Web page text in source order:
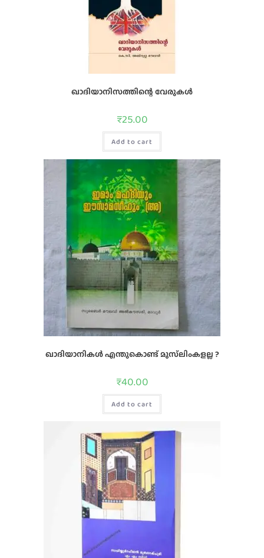
ഖാദിയാനിസത്തിന്റെ വേരുകള്‍
₹25.00
Add to cart
ഖാദിയാനികൾ എന്തുകൊണ്ട് മുസ്‌ലിംകളല്ല ?
₹40.00
Add to cart